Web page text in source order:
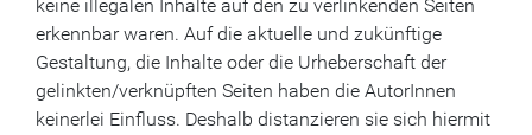
keine illegalen Inhalte auf den zu verlinkenden Seiten
erkennbar waren. Auf die aktuelle und zukünftige
Gestaltung, die Inhalte oder die Urheberschaft der
gelinkten/verknüpften Seiten haben die AutorInnen
keinerlei Einfluss. Deshalb distanzieren sie sich hiermit